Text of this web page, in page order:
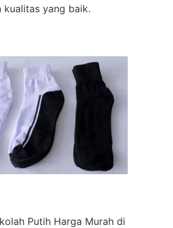
yang baik.
Putih Harga Murah di